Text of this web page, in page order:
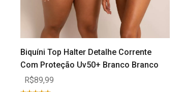
Biquíni Top Halter Detalhe Corrente
Com Proteção Uv50+ Branco Branco
R$89,99